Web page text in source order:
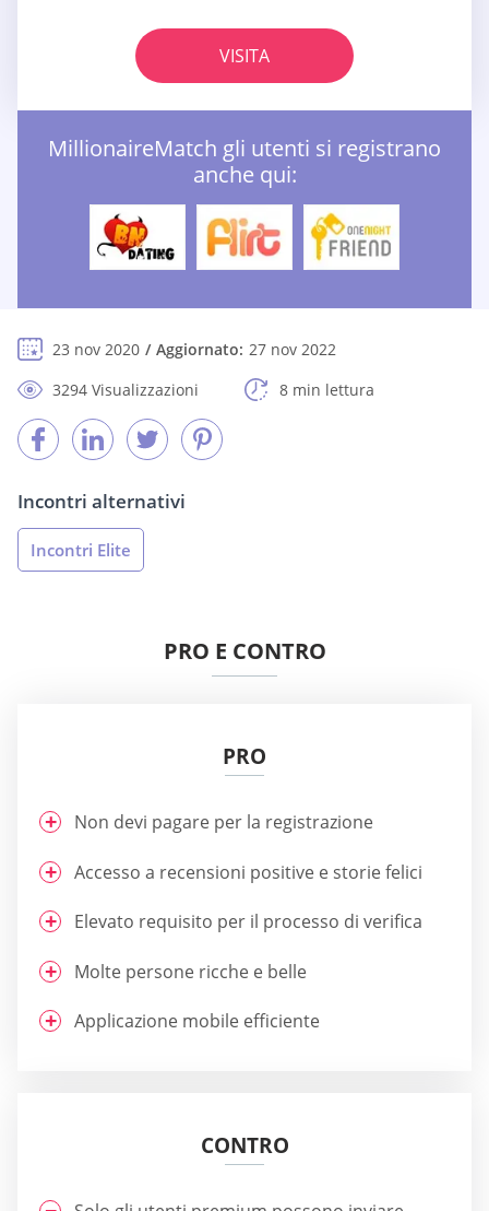
VISITA
MillionaireMatch gli utenti si registrano
anche qui:
23 nov 2020 Aggiornato: 27 nov 2022
3294 Visualizzazioni
8 min lettura
Incontri alternativi
Incontri Elite
PRO E CONTRO
PRO
Non devi pagare per la registrazione
Accesso a recensioni positive e storie felici
Elevato requisito per il processo di verifica
Molte persone ricche e belle
Applicazione mobile efficiente
CONTRO